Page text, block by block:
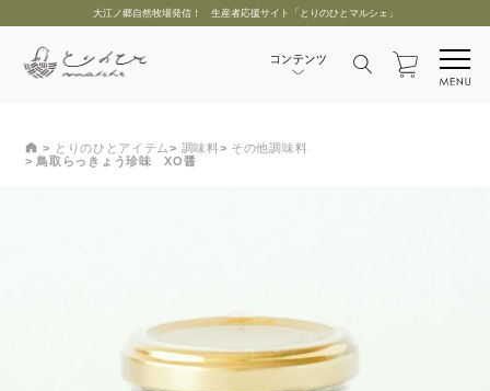
大江ノ郷自然牧場発信！ 生産者応援サイト「とりのひとマルシェ」
とりのひとアイテム 調味料
その他調味料
鳥取らっきょう珍味 XO醤